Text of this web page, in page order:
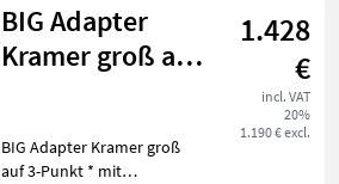
BIG Adapter
Kramer groß auf
1.428
€
incl. VAT
20%
1.190 € excl.
BIG Adapter Kramer groß
auf 3-Punkt * mit